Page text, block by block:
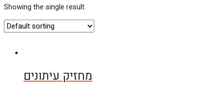
Showing the single result
מחזיק עיתונים